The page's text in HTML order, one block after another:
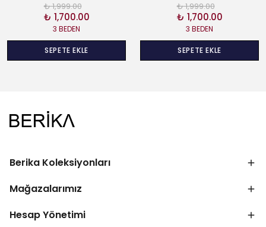
₺ 1,999.00
₺ 1,700.00
3 BEDEN
SEPETE EKLE
₺ 1,999.00
₺ 1,700.00
3 BEDEN
SEPETE EKLE
Berika Koleksiyonları
Mağazalarımız
Hesap Yönetimi